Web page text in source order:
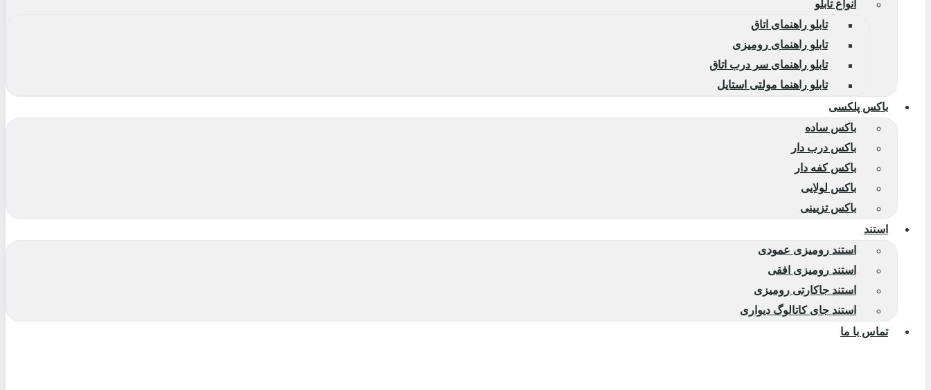
انواع تابلو
تابلو راهنمای اتاق
تابلو راهنمای رومیزی
تابلو راهنمای سر درب اتاق
تابلو راهنما مولتی استایل
باکس پلکسی
باکس ساده
باکس درب دار
باکس کفه دار
باکس لولایی
باکس تزیینی
استند
استند رومیزی عمودی
استند رومیزی افقی
استند جاکارتی رومیزی
استند جای کاتالوگ دیواری
تماس با ما